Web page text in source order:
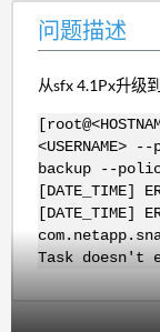
问题描述
从sfx 4.1Px升级
<USERNAME>
backup --
[DATE_TIME]
[DATE_TIME]
Task doesn't